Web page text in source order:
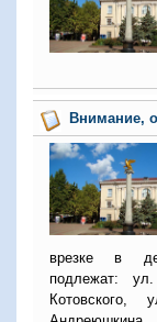
Внимание,
врезке в
подлежат: